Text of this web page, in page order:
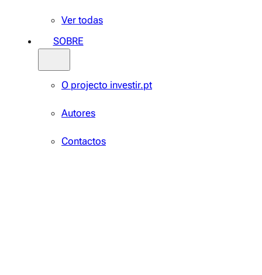
Ver todas
SOBRE
O projecto investir.pt
Autores
Contactos